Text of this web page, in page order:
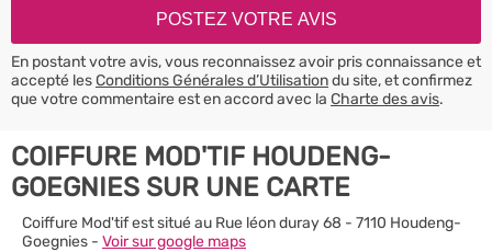
En postant votre avis, vous reconnaissez avoir pris connaissance et
accepté lesConditions Générales d’Utilisationdu site, et confirmez
que votre commentaire est en accord avec la Charte des avis.
COIFFURE MOD'TIF HOUDENG-
GOEGNIES SUR UNE CARTE
Coiffure Mod'tif est situé au Rue léon duray 68 - 7110 Houdeng-
Goegnies - Voir sur google maps